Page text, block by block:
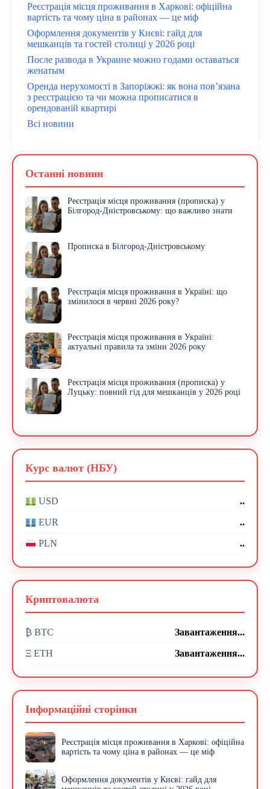
Реєстрація місця проживання в Харкові: офіційна
вартість та чому ціна в районах — це міф
Оформлення документів у Києві: гайд для
мешканців та гостей столиці у 2026 році
После развода в Украине можно годами оставаться
женатым
Оренда нерухомості в Запоріжжі: як вона пов’язана
з реєстрацією та чи можна прописатися в
орендованій квартирі
Всі новини
Останні новини
Реєстрація місця проживання (прописка) у
Білгород-Дністровському: що важливо знати
Прописка в Білгород-Дністровському
Реєстрація місця проживання в Україні: що
змінилося в червні 2026 року?
Реєстрація місця проживання в Україні:
актуальні правила та зміни 2026 року
Реєстрація місця проживання (прописка) у
Луцьку: повний гід для мешканців у 2026 році
Курс валют (НБУ)
USD ..
EUR ..
PLN ..
Криптовалюта
₿ BTC Завантаження...
Ξ ETH Завантаження...
Інформаційні сторінки
Реєстрація місця проживання в Харкові: офіційна
вартість та чому ціна в районах — це міф
Оформлення документів у Києві: гайд для